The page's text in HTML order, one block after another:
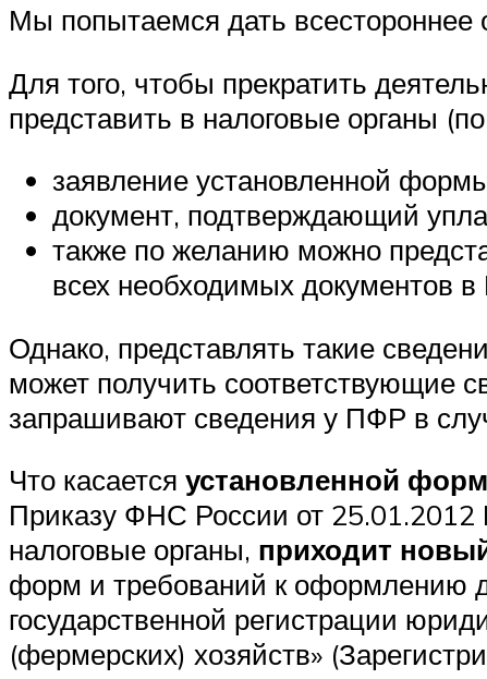
Мы попытаемся дать
Для того, чтобы прекратить
представить в налоговые органы
заявление установленной
документ, подтверждающий
также по желанию можно
всех необходимых документов
Однако, представлять такие
может получить соответствующие
запрашивают сведения у ПФР в
Что касается установленной
Приказу ФНС России от
налоговые органы, приходит
форм и требований к оформлению
государственной регистрации
(фермерских) хозяйств»